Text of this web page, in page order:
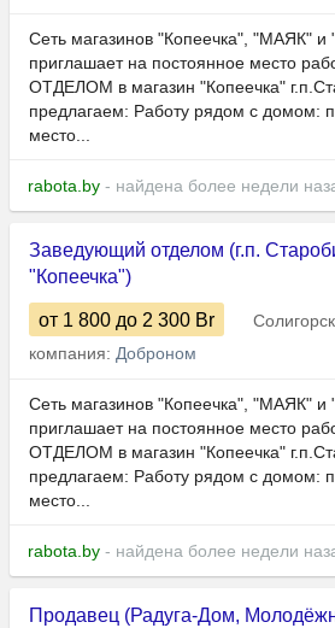
Сеть магазинов "Копеечка", "МАЯК" и
приглашает на постоянное место
ОТДЕЛОМ в магазин "Копеечка"
предлагаем: Работу рядом с домом:
место...
rabota.by - найдена более недели
Заведующий отделом (г.п.
"Копеечка")
от 1 800 до 2 300 Br
Солигорск
компания: Доброном
Сеть магазинов "Копеечка", "МАЯК" и
приглашает на постоянное место
ОТДЕЛОМ в магазин "Копеечка"
предлагаем: Работу рядом с домом:
место...
rabota.by - найдена более недели
Продавец (Радуга-Дом,